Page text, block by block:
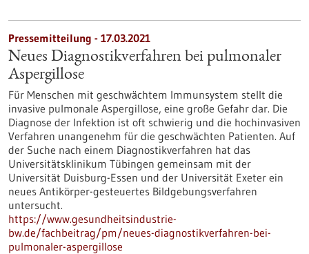
Pressemitteilung - 17.03.2021
Neues Diagnostikverfahren bei pulmonaler
Aspergillose
Für Menschen mit geschwächtem Immunsystem stellt die
invasive pulmonale Aspergillose, eine große Gefahr dar. Die
Diagnose der Infektion ist oft schwierig und die hochinvasiven
Verfahren unangenehm für die geschwächten Patienten. Auf
der Suche nach einem Diagnostikverfahren hat das
Universitätsklinikum Tübingen gemeinsam mit der
Universität Duisburg-Essen und der Universität Exeter ein
neues Antikörper-gesteuertes Bildgebungsverfahren
untersucht.
https://www.gesundheitsindustrie-
bw.de/fachbeitrag/pm/neues-diagnostikverfahren-bei-
pulmonaler-aspergillose